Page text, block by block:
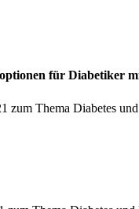
für Diabetiker
zum Thema Diabetes